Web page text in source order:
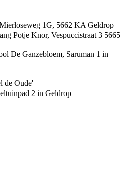
1G, 5662 KA Geldrop
Potje Knor, Vespuccistraat 3 5665
De Ganzebloem, Saruman 1 in
de Oude'
2 in Geldrop